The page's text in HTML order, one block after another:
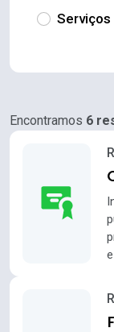
Serviços
Encontramos 6